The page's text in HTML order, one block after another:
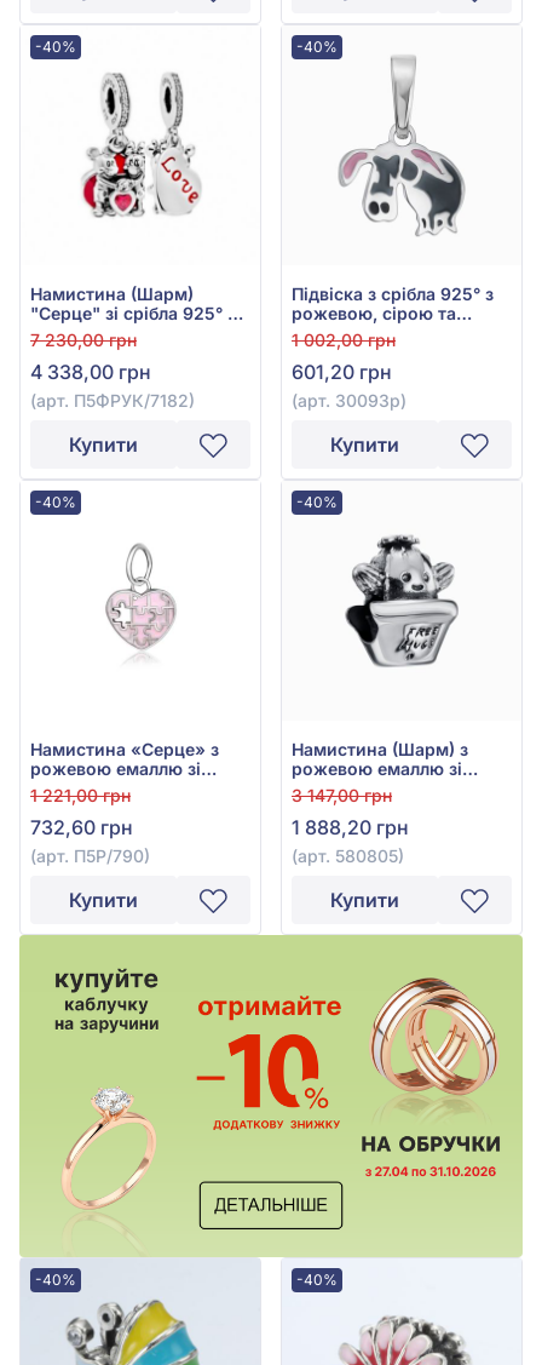
-40%
Намистина (Шарм)
"Серце" зі срібла 925° з
Рожевим Фіанітом/
куб.цирконієм та
Червоною Емаллю, арт.
П5ФРУК/7182
7 230,00 грн
4 338,00 грн
(арт. П5ФРУК/7182)
Купити
-40%
Підвіска з срібла 925° з
рожевою, сірою та
чорною емаллю, арт.
30093р
1 002,00 грн
601,20 грн
(арт. 30093р)
Купити
-40%
Намистина «Серце» з
рожевою емаллю зі
срібла 925°, арт. П5Р/790
1 221,00 грн
732,60 грн
(арт. П5Р/790)
Купити
-40%
Намистина (Шарм) з
рожевою емаллю зі
срібла 925°, арт. 580805
3 147,00 грн
1 888,20 грн
(арт. 580805)
Купити
-40% -40%